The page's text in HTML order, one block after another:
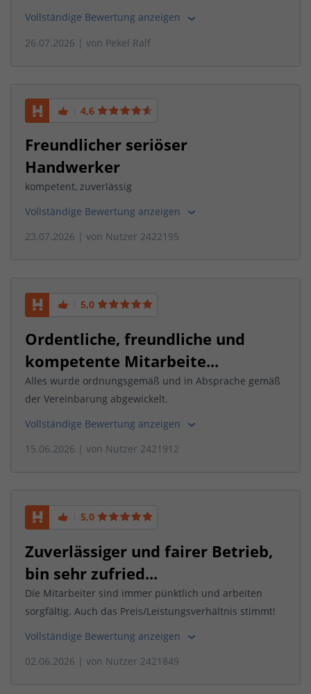
Vollständige Bewertung anzeigen
26.07.2026 | von Pekel Ralf
4,6
Freundlicher seriöser
Handwerker
kompetent, zuverlässig
Vollständige Bewertung anzeigen
23.07.2026 | von Nutzer 2422195
5,0
Ordentliche, freundliche und
kompetente Mitarbeite...
Alles wurde ordnungsgemäß und in Absprache gemäß
der Vereinbarung abgewickelt.
Vollständige Bewertung anzeigen
15.06.2026 | von Nutzer 2421912
5,0
Zuverlässiger und fairer Betrieb,
bin sehr zufried...
Die Mitarbeiter sind immer pünktlich und arbeiten
sorgfältig. Auch das Preis/Leistungsverhältnis stimmt!
Vollständige Bewertung anzeigen
02.06.2026 | von Nutzer 2421849